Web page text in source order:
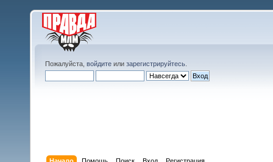
Пожалуйста, войдите или зарегистрируйтесь